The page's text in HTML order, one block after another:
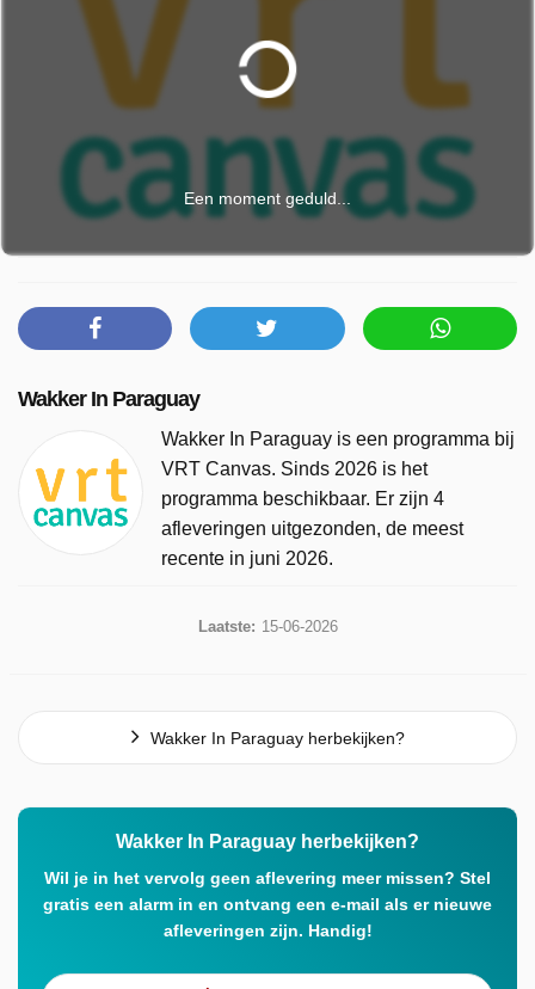
Een moment geduld...
Wakker In Paraguay
Wakker In Paraguay is een programma bij
VRT Canvas. Sinds 2026 is het
programma beschikbaar. Er zijn 4
afleveringen uitgezonden, de meest
recente in juni 2026.
Laatste: 15-06-2026
Wakker In Paraguay herbekijken?
Wakker In Paraguay herbekijken?
Wil je in het vervolg geen aflevering meer missen? Stel
gratis een alarm in en ontvang een e-mail als er nieuwe
afleveringen zijn. Handig!